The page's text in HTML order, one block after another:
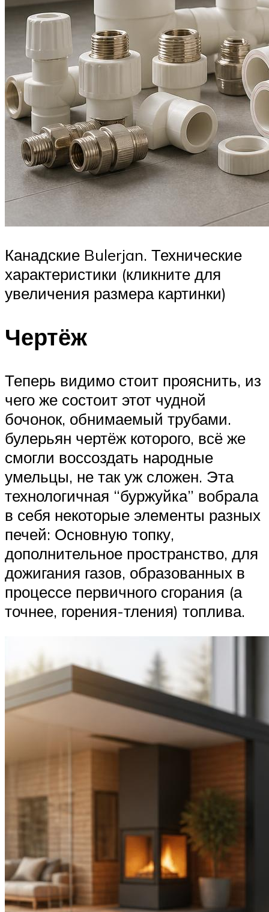
Канадские Bulerjan. Технические
характеристики (кликните для
увеличения размера картинки)
Чертёж
Теперь видимо стоит прояснить, из
чего же состоит этот чудной
бочонок, обнимаемый трубами.
булерьян чертёж которого, всё же
смогли воссоздать народные
умельцы, не так уж сложен. Эта
технологичная “буржуйка” вобрала
в себя некоторые элементы разных
печей: Основную топку,
дополнительное пространство, для
дожигания газов, образованных в
процессе первичного сгорания (а
точнее, горения-тления) топлива.